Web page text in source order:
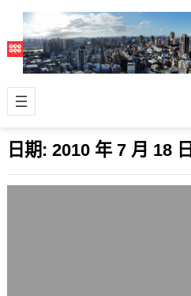
日期: 2010 年 7 月 18 日